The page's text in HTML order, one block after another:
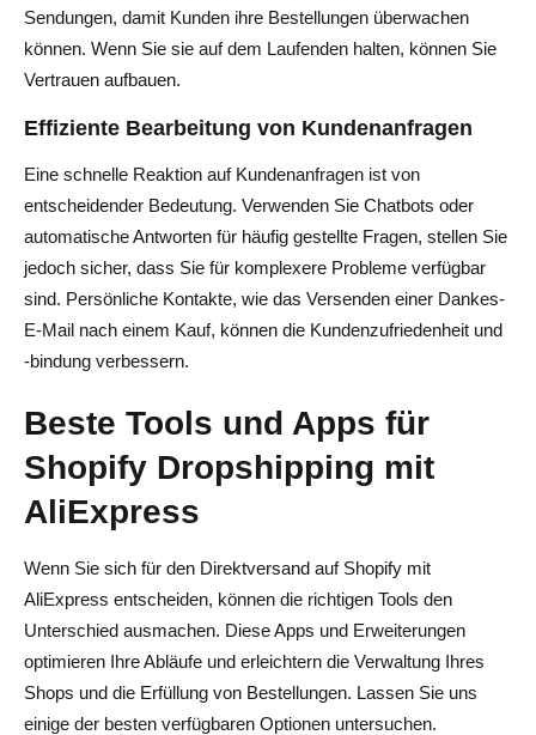
Sendungen, damit Kunden ihre Bestellungen überwachen
können. Wenn Sie sie auf dem Laufenden halten, können Sie
Vertrauen aufbauen.
Effiziente Bearbeitung von Kundenanfragen
Eine schnelle Reaktion auf Kundenanfragen ist von
entscheidender Bedeutung. Verwenden Sie Chatbots oder
automatische Antworten für häufig gestellte Fragen, stellen Sie
jedoch sicher, dass Sie für komplexere Probleme verfügbar
sind. Persönliche Kontakte, wie das Versenden einer Dankes-
E-Mail nach einem Kauf, können die Kundenzufriedenheit und
-bindung verbessern.
Beste Tools und Apps für
Shopify Dropshipping mit
AliExpress
Wenn Sie sich für den Direktversand auf Shopify mit
AliExpress entscheiden, können die richtigen Tools den
Unterschied ausmachen. Diese Apps und Erweiterungen
optimieren Ihre Abläufe und erleichtern die Verwaltung Ihres
Shops und die Erfüllung von Bestellungen. Lassen Sie uns
einige der besten verfügbaren Optionen untersuchen.